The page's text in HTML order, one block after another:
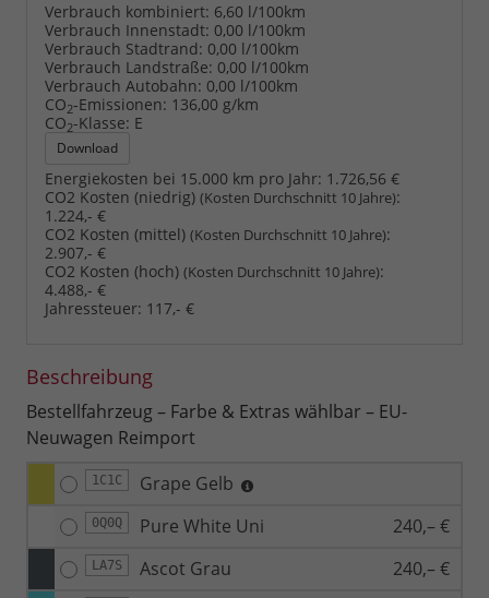
Verbrauch kombiniert: 6,60 l/100km
Verbrauch Innenstadt: 0,00 l/100km
Verbrauch Stadtrand: 0,00 l/100km
Verbrauch Landstraße: 0,00 l/100km
Verbrauch Autobahn: 0,00 l/100km
CO2-Emissionen: 136,00 g/km
CO2-Klasse: E
Download
Energiekosten bei 15.000 km pro Jahr: 1.726,56 €
CO2 Kosten (niedrig) (Kosten Durchschnitt 10 Jahre):
1.224,- €
CO2 Kosten (mittel) (Kosten Durchschnitt 10 Jahre):
2.907,- €
CO2 Kosten (hoch) (Kosten Durchschnitt 10 Jahre):
4.488,- €
Jahressteuer: 117,- €
Beschreibung
Bestellfahrzeug – Farbe & Extras wählbar – EU-
Neuwagen Reimport
1C1C Grape Gelb
0Q0Q Pure White Uni 240,– €
LA7S Ascot Grau 240,– €